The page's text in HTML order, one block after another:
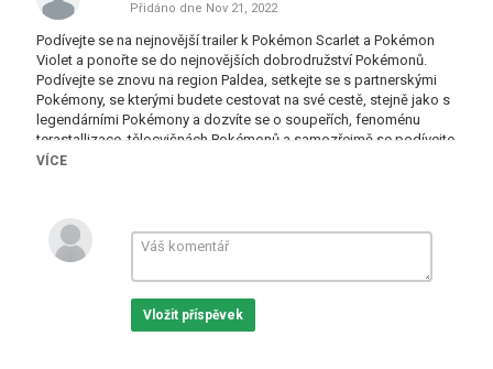
Přidáno dne Nov 21, 2022
Podívejte se na nejnovější trailer k Pokémon Scarlet a Pokémon
Violet a ponořte se do nejnovějších dobrodružství Pokémonů.
Podívejte se znovu na region Paldea, setkejte se s partnerskými
Pokémony, se kterými budete cestovat na své cestě, stejně jako s
legendárními Pokémony a dozvíte se o soupeřích, fenoménu
terastallizace, tělocvičnách Pokémonů a samozřejmě se podívejte
na nové Pokémony, se kterými se setkáte na svých
Pokémon Scarlet a Pokémon Violet budou k dispozici na
Nintendo Switch 18. listopadu 2022.
Tak, co si myslíš o hřePokemon Scarlet And Pokemon Violet
Už brzy vyjde. Něco sem napiš.
VÍCE
Vložit příspěvek